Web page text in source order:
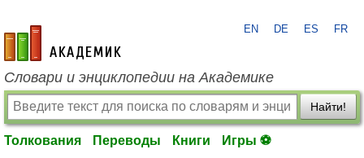
academic.ru
EN DE ES FR
Словари и энциклопедии на Академике
Найти!
Толкования Переводы Книги Игры ⚽